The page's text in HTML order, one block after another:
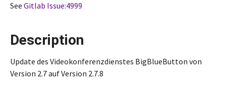
See Gitlab Issue:4999
Description
Update des Videokonferenzdienstes BigBlueButton von
Version 2.7 auf Version 2.7.8